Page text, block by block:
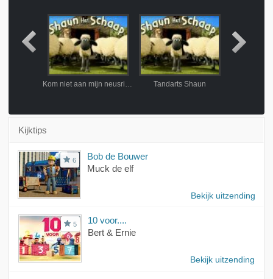
Kom niet aan mijn neusring! Tandarts Shaun
Kijktips
6
Bob de Bouwer
Muck de elf
Bekijk uitzending
5
10 voor....
Bert & Ernie
Bekijk uitzending